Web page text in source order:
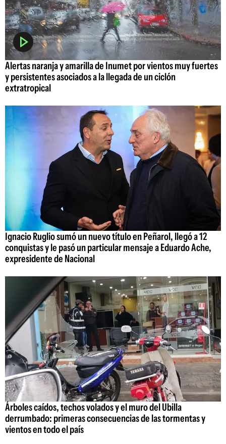
Alertas naranja y amarilla de Inumet por vientos muy fuertes
y persistentes asociados a la llegada de un ciclón
extratropical
Ignacio Ruglio sumó un nuevo título en Peñarol, llegó a 12
conquistas y le pasó un particular mensaje a Eduardo Ache,
expresidente de Nacional
Árboles caídos, techos volados y el muro del Ubilla
derrumbado: primeras consecuencias de las tormentas y
vientos en todo el país